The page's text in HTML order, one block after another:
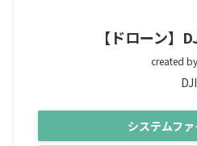
【ドローン】
created by
DJI
システムフ